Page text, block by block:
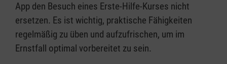
App den Besuch eines Erste-Hilfe-Kurses nicht
ersetzen. Es ist wichtig, praktische Fähigkeiten
regelmäßig zu üben und aufzufrischen, um im
Ernstfall optimal vorbereitet zu sein.